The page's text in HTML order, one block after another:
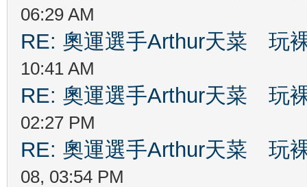
06:29 AM
RE: 奧運選手Arthur天菜 玩
10:41 AM
RE: 奧運選手Arthur天菜 玩
02:27 PM
RE: 奧運選手Arthur天菜 玩
08, 03:54 PM